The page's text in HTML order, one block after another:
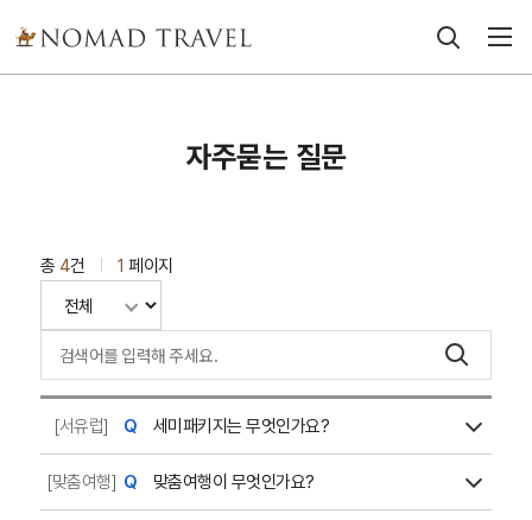
자주묻는 질문
총 4건 1 페이지
[서유럽] 세미패키지는 무엇인가요?
[맞춤여행] 맞춤여행이 무엇인가요?